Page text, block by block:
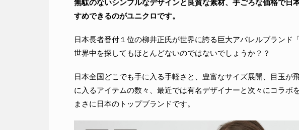
無駄のないシンプルなデザインと良質な素材、手ごろな価格で日
すめできるのがユニクロです。
日本長者番付１位の柳井正氏が世界に誇る巨大アパレルブランド
世界中を探してもほとんどないのではないでしょうか？？
日本全国どこでも手に入る手軽さと、豊富なサイズ展開、目玉が
に入るアイテムの数々、最近では有名デザイナーと次々にコラボ
まさに日本のトップブランドです。